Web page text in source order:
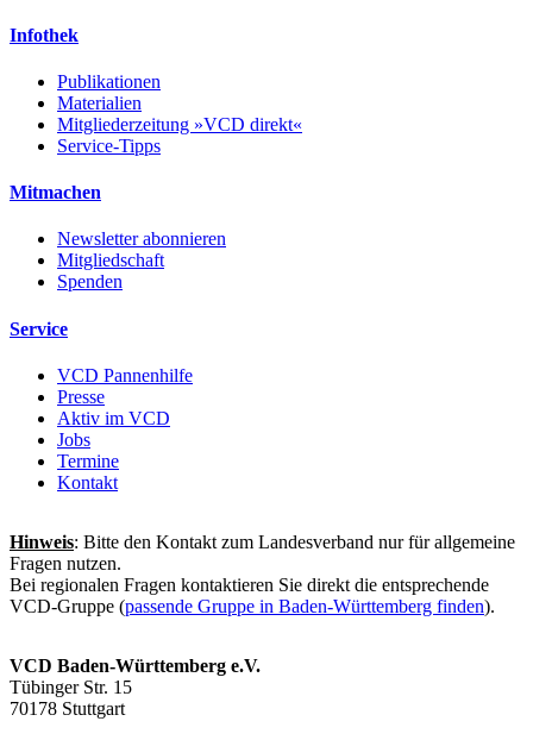
Infothek
Publikationen
Materialien
Mitgliederzeitung »VCD direkt«
Service-Tipps
Mitmachen
Newsletter abonnieren
Mitgliedschaft
Spenden
Service
VCD Pannenhilfe
Presse
Aktiv im VCD
Jobs
Termine
Kontakt
Hinweis: Bitte den Kontakt zum Landesverband nur für allgemeine
Fragen nutzen.
Bei regionalen Fragen kontaktieren Sie direkt die entsprechende
VCD-Gruppe (passende Gruppe in Baden-Württemberg finden).
VCD Baden-Württemberg e.V.
Tübinger Str. 15
70178 Stuttgart